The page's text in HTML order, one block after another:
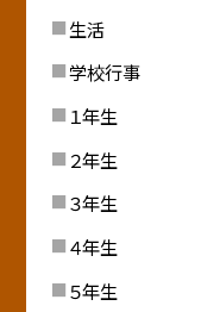
生活
学校行事
１年生
２年生
３年生
４年生
５年生